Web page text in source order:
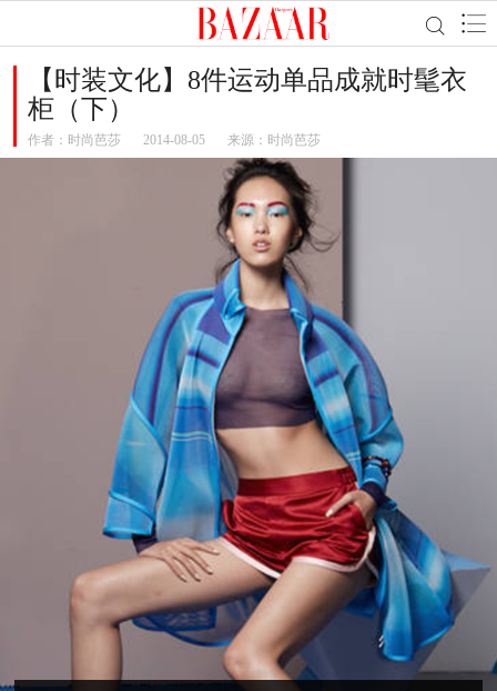
【时装文化】8件运动单品成就时髦衣
柜（下）
作者： 时尚芭莎 2014-08-05 来源：时尚芭莎